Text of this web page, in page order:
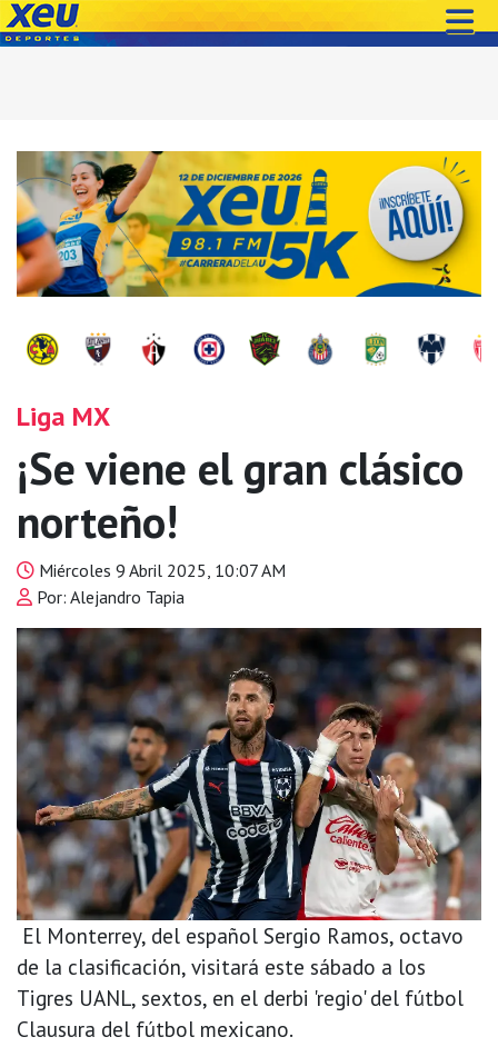
Liga MX
¡Se viene el gran clásico
norteño!
Miércoles 9 Abril 2025, 10:07 AM
Por: Alejandro Tapia
El Monterrey, del español Sergio Ramos, octavo
de la clasificación, visitará este sábado a los
Tigres UANL, sextos, en el derbi 'regio' del fútbol
Clausura del fútbol mexicano.